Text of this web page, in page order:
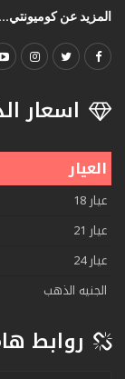
المزيد عن كوميونتي...
اسعار
العيار
عيار 18
عيار 21
عيار 24
الجنيه الذهب
روابط